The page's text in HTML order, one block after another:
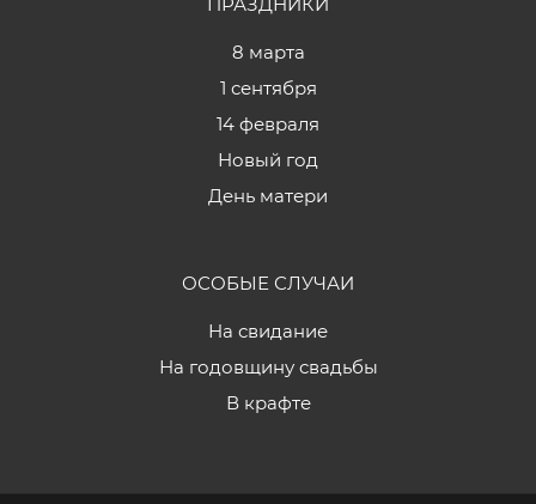
8 марта
1 сентября
14 февраля
Новый год
День матери
ОСОБЫЕ СЛУЧАИ
На свидание
На годовщину свадьбы
В крафте